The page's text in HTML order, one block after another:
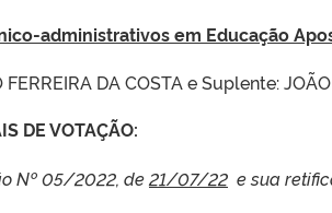
administrativos em Educação
DA COSTA e Suplente:
DE VOTAÇÃO:
Nº 05/2022, de21/07/22 e sua